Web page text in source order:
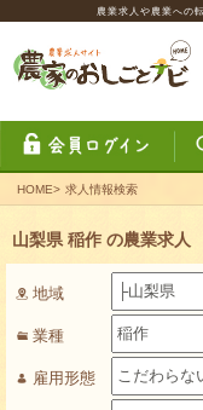
農業求人や農業への
HOME> 求人情報検索
山梨県 稲作 の農業求人
地域
業種
雇用形態